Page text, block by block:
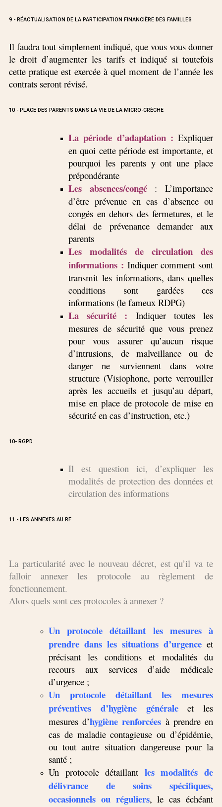
9 - RÉACTUALISATION DE LA PARTICIPATION FINANCIÈRE DES FAMILLES
Il faudra tout simplement indiqué, que vous vous donner
le droit d’augmenter les tarifs et indiqué si toutefois
cette pratique est exercée à quel moment de l’année les
contrats seront révisé.
10 - PLACE DES PARENTS DANS LA VIE DE LA MICRO-CRÈCHE
La période d’adaptation : Expliquer
en quoi cette période est importante, et
pourquoi les parents y ont une place
prépondérante
Les absences/congé: L’importance
d’être prévenue en cas d’absence ou
congés en dehors des fermetures, et le
délai de prévenance demander aux
parents
Les modalités de circulation des
informations : Indiquer comment sont
transmit les informations, dans quelles
conditions sont gardées ces
informations (le fameux RDPG)
La sécurité : Indiquer toutes les
mesures de sécurité que vous prenez
pour vous assurer qu’aucun risque
d’intrusions, de malveillance ou de
danger ne surviennent dans votre
structure (Visiophone, porte verrouiller
après les accueils et jusqu’au départ,
mise en place de protocole de mise en
sécurité en cas d’instruction, etc.)
10- RGPD
Il est question ici, d’expliquer les
modalités de protection des données et
circulation des informations
11 - LES ANNEXES AU RF
La particularité avec le nouveau décret, est qu’il va te
falloir annexer les protocole au règlement de
fonctionnement.
Alors quels sont ces protocoles à annexer ?
Un protocole détaillant les mesures à
prendre dans les situations d’urgence et
précisant les conditions et modalités du
recours aux services d’aide médicale
d’urgence ;
Un protocole détaillant les mesures
préventives d’hygiène générale
et les
mesures d’hygiène renforcées à prendre en
cas de maladie contagieuse ou d’épidémie,
ou tout autre situation dangereuse pour la
santé ;
Un protocole détaillant les modalités de
délivrance de soins spécifiques,
occasionnels ou réguliers, le cas échéant